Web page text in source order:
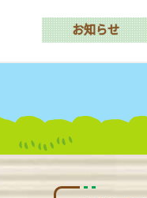
お知らせ